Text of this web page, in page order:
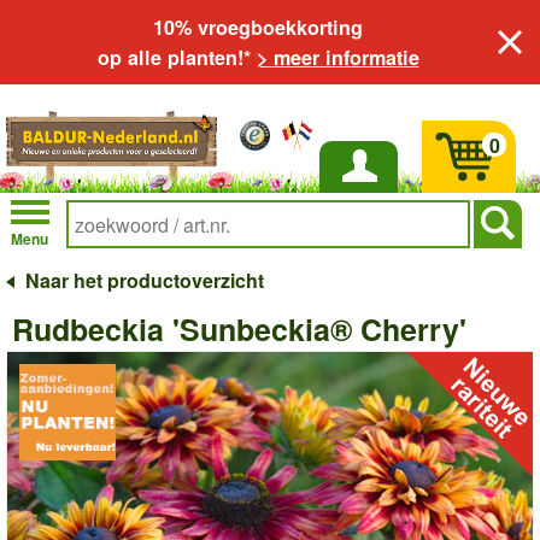
10% vroegboekkorting
op alle planten!* > meer informatie
Inloggen
Menu
0
Naar het productoverzicht
Rudbeckia 'Sunbeckia® Cherry'